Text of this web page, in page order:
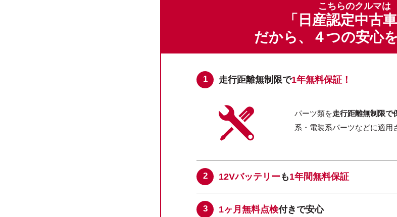
こちらのクルマは
「日産認定中古車
だから、４つの安心を
走行距離無制限で1年無料保証！
パーツ類を走行距離無制限で
系・電装系パーツなどに適用
12Vバッテリーも1年間無料保証
1ヶ月無料点検付きで安心